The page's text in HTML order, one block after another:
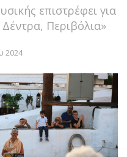
επιστρέφει για
Περιβόλια»
2024